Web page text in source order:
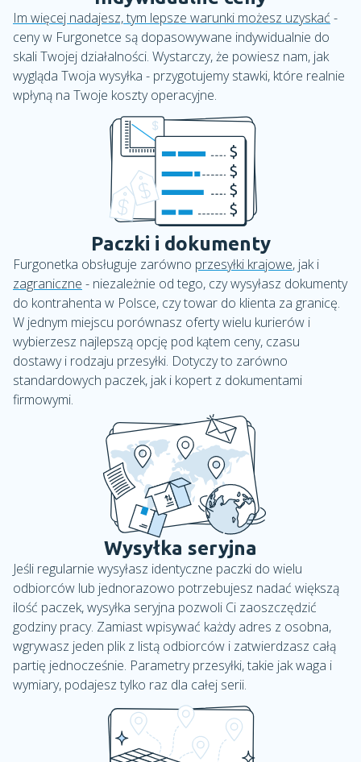
Im więcej nadajesz, tym lepsze warunki możesz uzyskać -
ceny w Furgonetce są dopasowywane indywidualnie do
skali Twojej działalności. Wystarczy, że powiesz nam, jak
wygląda Twoja wysyłka - przygotujemy stawki, które realnie
wpłyną na Twoje koszty operacyjne.
Paczki i dokumenty
Furgonetka obsługuje zarówno przesyłki krajowe, jak i
zagraniczne - niezależnie od tego, czy wysyłasz dokumenty
do kontrahenta w Polsce, czy towar do klienta za granicę.
W jednym miejscu porównasz oferty wielu kurierów i
wybierzesz najlepszą opcję pod kątem ceny, czasu
dostawy i rodzaju przesyłki. Dotyczy to zarówno
standardowych paczek, jak i kopert z dokumentami
firmowymi.
Wysyłka seryjna
Jeśli regularnie wysyłasz identyczne paczki do wielu
odbiorców lub jednorazowo potrzebujesz nadać większą
ilość paczek, wysyłka seryjna pozwoli Ci zaoszczędzić
godziny pracy. Zamiast wpisywać każdy adres z osobna,
wgrywasz jeden plik z listą odbiorców i zatwierdzasz całą
partię jednocześnie. Parametry przesyłki, takie jak waga i
wymiary, podajesz tylko raz dla całej serii.